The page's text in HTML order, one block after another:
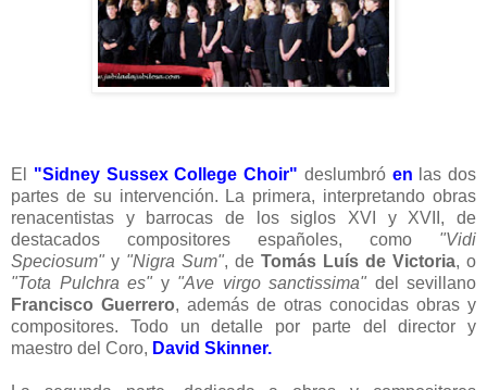
El "Sidney Sussex College Choir" deslumbró en las dos
partes de su intervención. La primera, interpretando obras
renacentistas y barrocas de los siglos XVI y XVII, de
destacados compositores españoles, como "Vidi
Speciosum" y "Nigra Sum", de Tomás Luís de Victoria, o
"Tota Pulchra es" y "Ave virgo sanctissima" del sevillano
Francisco Guerrero, además de otras conocidas obras y
compositores. Todo un detalle por parte del director y
maestro del Coro, David Skinner.